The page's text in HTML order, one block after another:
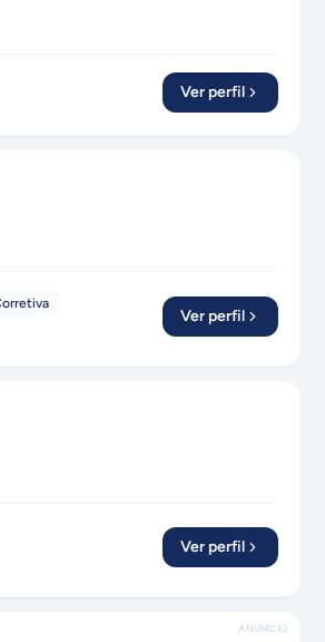
Ver perfil
Ver perfil
Ver perfil
ANÚNCIO